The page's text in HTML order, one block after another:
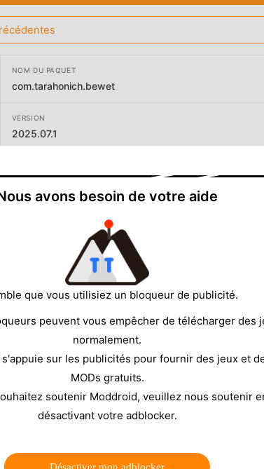
NOM DU PAQUET
com.tarahonich.bewet
VERSION
2025.07.1
Beforest Apps
avons besoin de votre aide
que vous utilisiez un bloqueur de publicité.
peuvent vous empêcher de télécharger des
normalement.
sur les publicités pour fournir des jeux et
MODs gratuits.
soutenir Moddroid, veuillez nous soutenir
désactivant votre adblocker.